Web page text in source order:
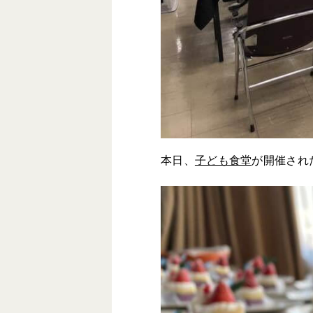
本日、 子ども食堂が開催され